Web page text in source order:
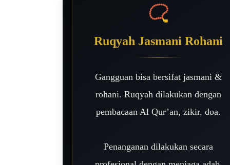
📿
Ruqyah Jasmani Rohani
Gangguan bisa bersifat jasmani &
rohani. Ruqyah dilakukan dengan
pembacaan Al Qur’an, zikir, doa.
Penanganan dilakukan secara